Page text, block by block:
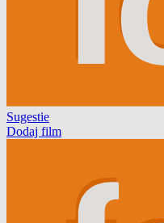
Sugestie
Dodaj film